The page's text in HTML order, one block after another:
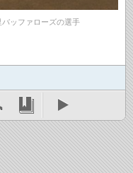
ッファローズの選手